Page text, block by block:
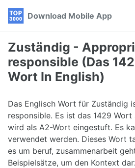
Skip
navigation
Skip
Skip
Download Mobile App
Zuständig -
responsible (Das
Wort In English)
Das Englisch Wort für Zuständig
responsible. Es ist das 1429 Wort
wird als A2-Wort eingestuft. Es
verwendet werden. Dieses Wort
es um beruf, zusammenarbeit
Beispielsätze, um den Kontext